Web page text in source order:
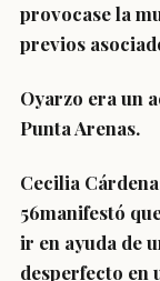
provocase la
previos
Oyarzo era un
Punta Arenas.
Cecilia
56manifestó
ir en ayuda de
desperfecto en